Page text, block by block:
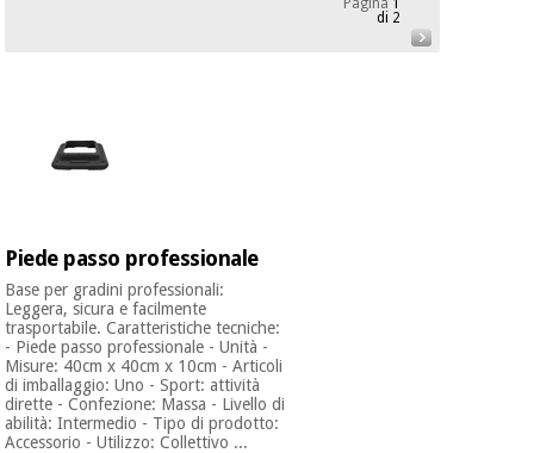
Outlet
Fisaude
Tech
Academy
Mobili
Armadi
terapeutici
Materiale
essenziale
per la
protezione
dei
coronavirus
Offerte
Outlet
Fisaude
Tech
Academy
Mobili
clinici
Armadi
terapeutici
Pagina 1
di 2
Piede passo professionale
Base per gradini professionali:
Leggera, sicura e facilmente
trasportabile. Caratteristiche tecniche:
- Piede passo professionale - Unità -
Misure: 40cm x 40cm x 10cm - Articoli
di imballaggio: Uno - Sport: attività
dirette - Confezione: Massa - Livello di
abilità: Intermedio - Tipo di prodotto:
Accessorio - Utilizzo: Collettivo ...